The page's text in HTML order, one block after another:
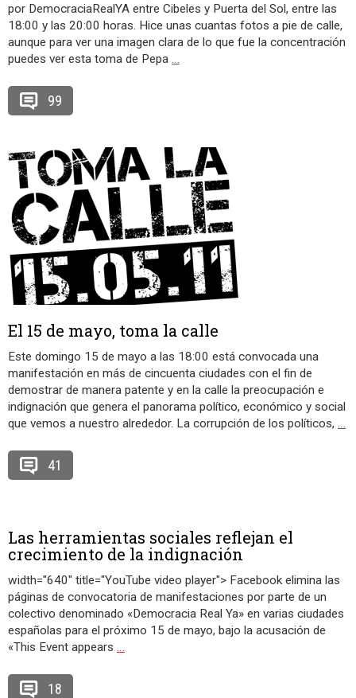
por DemocraciaRealYA entre Cibeles y Puerta del Sol, entre las
18:00 y las 20:00 horas. Hice unas cuantas fotos a pie de calle,
aunque para ver una imagen clara de lo que fue la concentración
puedes ver esta toma de Pepa …
99
El 15 de mayo, toma la calle
Este domingo 15 de mayo a las 18:00 está convocada una
manifestación en más de cincuenta ciudades con el fin de
demostrar de manera patente y en la calle la preocupación e
indignación que genera el panorama político, económico y social
que vemos a nuestro alrededor. La corrupción de los políticos, …
41
Las herramientas sociales reflejan el
crecimiento de la indignación
width="640" title="YouTube video player"> Facebook elimina las
páginas de convocatoria de manifestaciones por parte de un
colectivo denominado «Democracia Real Ya» en varias ciudades
españolas para el próximo 15 de mayo, bajo la acusación de
«This Event appears …
18